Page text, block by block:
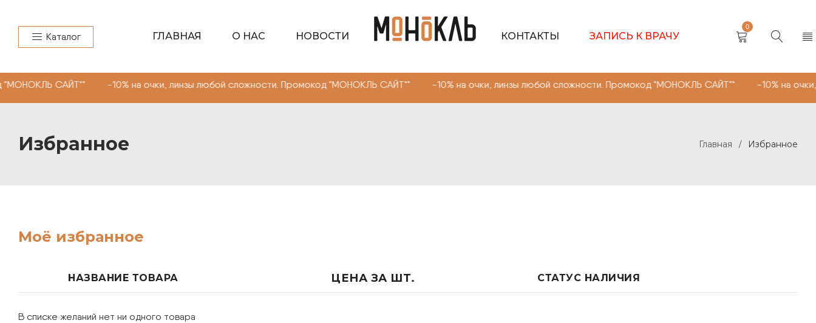
Каталог ГЛАВНАЯ О НАС НОВОСТИ КОНТАКТЫ ЗАПИСЬ К ВРАЧУ
0
САЙТ"" -10% на очки, линзы любой сложности. Промокод "МОНОКЛЬ САЙТ"" -10% на очки, линзы любой сложности. Промокод "МОНОКЛЬ САЙТ"" -10% на
Избранное Главная / Избранное
НАЗВАНИЕ ТОВАРА ЦЕНА ЗА ШТ. СТАТУС НАЛИЧИЯ
В списке желаний нет ни одного товара